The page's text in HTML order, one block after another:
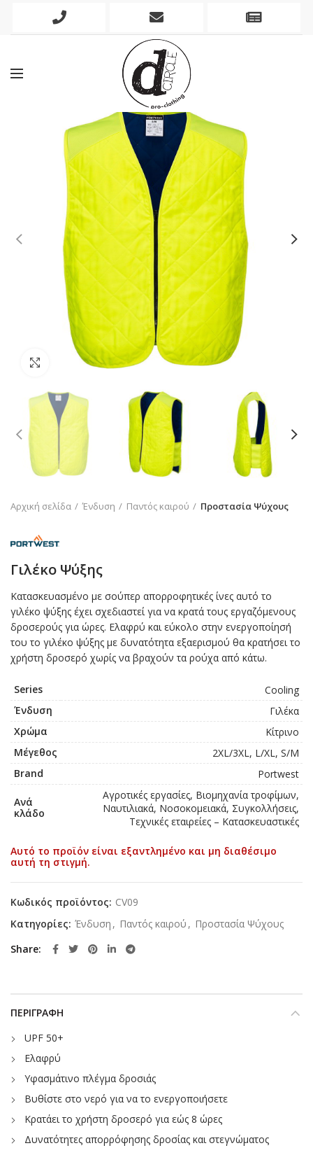
Phone
Mobile
Click to enlarge
Αρχική σελίδα Ένδυση Παντός καιρού Προστασία Ψύχους
Γιλέκο Ψύξης
Κατασκευασμένο με σούπερ απορροφητικές ίνες αυτό το
γιλέκο ψύξης έχει σχεδιαστεί για να κρατά τους εργαζόμενους
δροσερούς για ώρες. Ελαφρύ και εύκολο στην ενεργοποίησή
του το γιλέκο ψύξης με δυνατότητα εξαερισμού θα κρατήσει το
χρήστη δροσερό χωρίς να βραχούν τα ρούχα από κάτω.
Series
Cooling
Ένδυση
Γιλέκα
Χρώμα
Κίτρινο
Μέγεθος
2XL/3XL, L/XL, S/M
Brand
Portwest
Ανά
κλάδο
Αγροτικές εργασίες, Βιομηχανία τροφίμων,
Ναυτιλιακά, Νοσοκομειακά, Συγκολλήσεις,
Τεχνικές εταιρείες – Κατασκευαστικές
Αυτό το προϊόν είναι εξαντλημένο και μη διαθέσιμο
αυτή τη στιγμή.
Κωδικός προϊόντος: CV09
Κατηγορίες: Ένδυση , Παντός καιρού , Προστασία Ψύχους
Share
ΠΕΡΙΓΡΑΦΉ
UPF 50+
Ελαφρύ
Υφασμάτινο πλέγμα δροσιάς
Βυθίστε στο νερό για να το ενεργοποιήσετε
Κρατάει το χρήστη δροσερό για εώς 8 ώρες
Δυνατότητες απορρόφησης δροσίας και στεγνώματος